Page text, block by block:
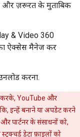
और ज़रूरत के मुताबिक
& Video 360
ऐक्सेस मैनेज कर
करना.
करके, YouTube और
इन्हें बनाने या अपडेट करने
पार्टनर के संसाधनों को,
स्ट्रक्चर्ड डेटा फ़ाइलोंको